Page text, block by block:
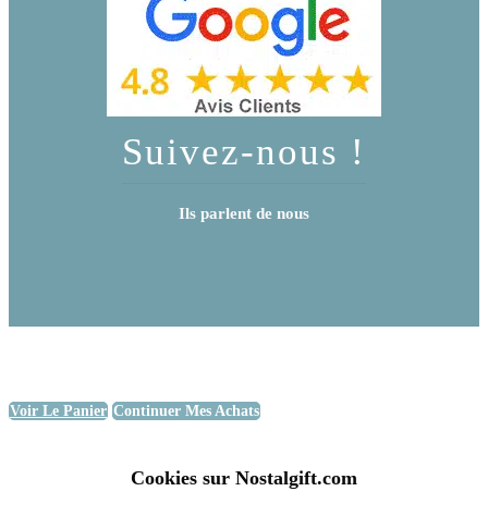
Suivez-nous !
Ils parlent de nous
Voir Le Panier Continuer Mes Achats
Cookies sur Nostalgift.com